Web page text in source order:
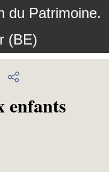
du Patrimoine.
(BE)
enfants